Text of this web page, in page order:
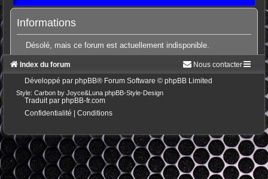
Informations
Désolé, mais ce forum est actuellement indisponible.
Index du forum
Nous contacter
Développé par phpBB® Forum Software © phpBB Limited
Style: Carbon by Joyce&LunaphpBB-Style-Design
Traduit par phpBB-fr.com
Confidentialité
Conditions